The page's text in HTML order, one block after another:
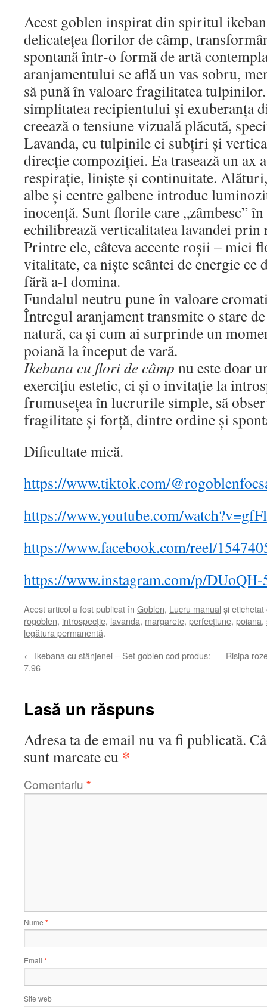
Acest goblen inspirat din spiritul
delicatețea florilor de câmp,
spontană într‑o formă de artă
aranjamentului se află un vas sobru,
să pună în valoare fragilitatea
simplitatea recipientului și exuberanța
creează o tensiune vizuală plăcută,
Lavanda, cu tulpinile ei subțiri și
direcție compoziției. Ea trasează un ax
respirație, liniște și continuitate.
albe și centre galbene introduc
inocență. Sunt florile care „zâmbesc”
echilibrează verticalitatea lavandei
Printre ele, câteva accente roșii – mici
vitalitate, ca niște scântei de energie ce
fără a-l domina.
Fundalul neutru pune în valoare
Întregul aranjament transmite o stare
natură, ca și cum ai surprinde un
poiană la început de vară.
Ikebana cu flori de câmp nu este doar
exercițiu estetic, ci și o invitație la
frumusețea în lucrurile simple, să
fragilitate și forță, dintre ordine și
Dificultate mică.
https://www.tiktok.com/
https://www.youtube.com/
https://www.facebook.com/reel/
https://www.instagram.com/p/
Acest articol a fost publicat în Goblen, Lucru manual și
rogoblen, introspecție, lavanda, margarete, perfecțiune, poiana,
legătura permanentă.
← Ikebana cu stânjenei – Set goblen cod produs:
7.96
Risipa
Lasă un răspuns
Adresa ta de email nu va fi publicată.
sunt marcate cu *
Comentariu *
Nume *
Email *
Site web